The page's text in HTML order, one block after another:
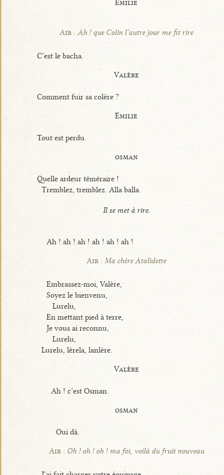
Émilie
Air :Ah ! que Colin l’autre jour me fit rire
C’est le bacha.
Valère
Comment fuir sa colère ?
Émilie
Tout est perdu.
osman
Quelle ardeur téméraire !
Tremblez, tremblez. Alla balla.
Il se met à rire.
Ah ! ah ! ah ! ah ! ah ! ah !
Air :Ma chère Atalidette
Embrassez-moi, Valère,
Soyez le bienvenu,
Lurelu,
En mettant pied à terre,
Je vous ai reconnu,
Lurelu,
Lurelu, lèrela, lanlère.
Valère
Ah ! c’est Osman.
osman
Oui dà.
Air : Oh ! oh ! oh ! ma foi, voilà du fruit nouveau